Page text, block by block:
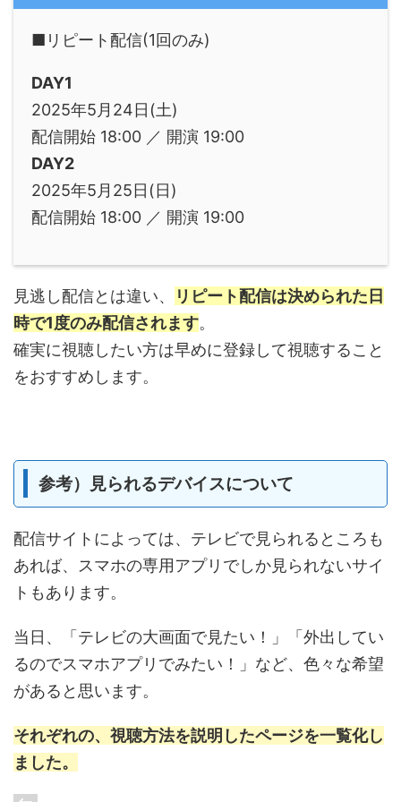
■リピート配信(1回のみ)
DAY1
2025年5⽉24⽇(⼟)
配信開始 18:00 ／ 開演 19:00
DAY2
2025年5⽉25⽇(日)
配信開始 18:00 ／ 開演 19:00
見逃し配信とは違い、
リピート配信は決められた日
時で1度のみ配信されます。
確実に視聴したい方は早めに登録して視聴すること
をおすすめします。
参考）見られるデバイスについて
配信サイトによっては、テレビで見られるところも
あれば、スマホの専用アプリでしか見られないサイ
トもあります。
当日、「テレビの大画面で見たい！」「外出してい
るのでスマホアプリでみたい！」など、色々な希望
があると思います。
それぞれの、視聴方法を説明したページを一覧化し
ました。